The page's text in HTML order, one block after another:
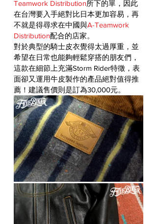
Teamwork Distribution所下的單，因此
在台灣要入手絕對比日本更加容易，再
不就是得尋求在中國與A-Teamwork
Distribution配合的店家。
對於典型的騎士皮衣覺得太過厚重，並
希望在日常也能夠輕鬆穿搭的朋友們，
這款在細節上充滿Storm Rider特徵，表
面卻又運用牛皮製作的產品絕對值得推
薦！建議售價則是訂為30,000元。